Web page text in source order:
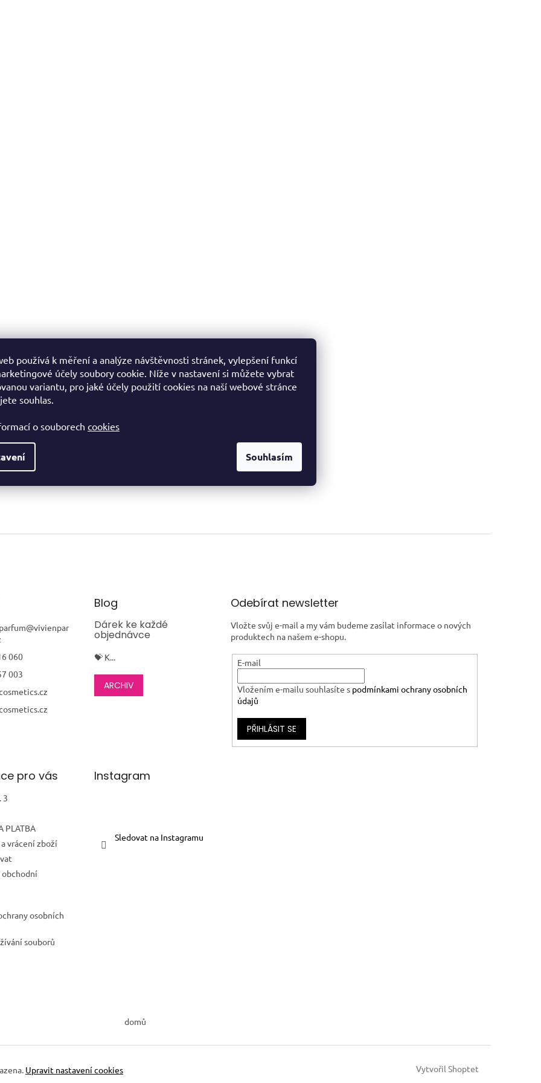
používá k měření a analýze návštěvnosti stránek, vylepšení funkcí
účely soubory cookie. Níže v nastavení si můžete vybrat
variantu, pro jaké účely použití cookies na naší webové stránce
souhlas.
o souborech cookies
Souhlasím
@vivienpar
060
003
Blog
Dárek ke každé
objednávce
💝 K...
ARCHIV
Odebírat newsletter
Vložte svůj e-mail a my vám budeme zasílat informace o nových
produktech na našem e-shopu.
E-mail
Vložením e-mailu souhlasíte s podmínkami ochrany osobních
údajů
PŘIHLÁSIT SE
pro vás
3
PLATBA
vrácení zboží
obchodní
osobních
souborů
Instagram
Sledovat na Instagramu
domů
Vytvořil Shoptet
Upravit nastavení cookies